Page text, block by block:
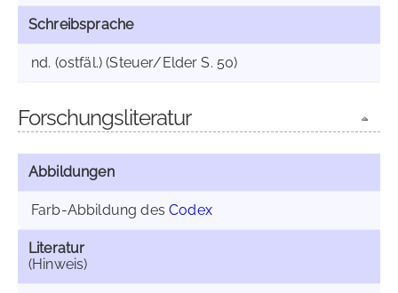
Schreibsprache
nd. (ostfäl.) (Steuer/Elder S. 50)
Forschungsliteratur
Abbildungen
Farb-Abbildung desCodex
Literatur
(Hinweis)